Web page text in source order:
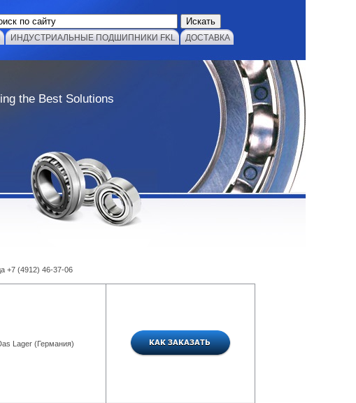
ИНДУСТРИАЛЬНЫЕ ПОДШИПНИКИ FKL
ДОСТАВКА
the Best Solutions
+7 (4912) 46-37-06
Lager (Германия)